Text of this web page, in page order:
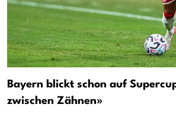
Bayern blickt schon auf
zwischen Zähnen»